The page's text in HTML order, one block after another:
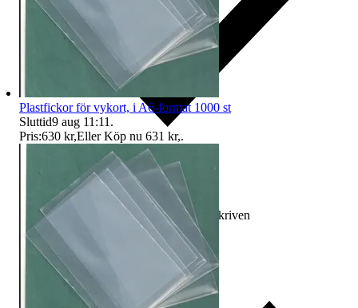
Ersättning om varan inte är som beskriven
Plastfickor för vykort, i A6-format 1000 st
Sluttid9 aug 11:11 .
Pris:630 kr,Eller Köp nu 631 kr,.